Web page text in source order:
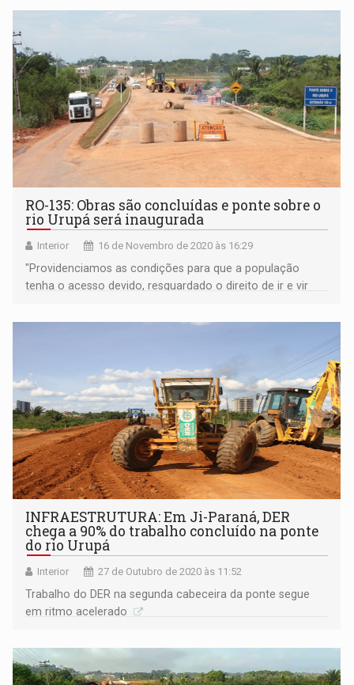
RO-135: Obras são concluídas e ponte sobre o
rio Urupá será inaugurada
Interior 16 de Novembro de 2020 às 16:29
"Providenciamos as condições para que a população
tenha o acesso devido, resguardado o direito de ir e vir
INFRAESTRUTURA: Em Ji-Paraná, DER
chega a 90% do trabalho concluído na ponte
do rio Urupá
Interior 27 de Outubro de 2020 às 11:52
Trabalho do DER na segunda cabeceira da ponte segue
em ritmo acelerado